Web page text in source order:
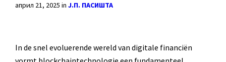
април 21, 2025 in Ј.П. ПАСИШТА
In de snel evoluerende wereld van digitale financiën